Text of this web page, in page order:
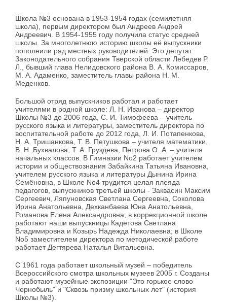
Школа №3 основана в 1953-1954 годах (семилетняя
школа), первым директором был Андреев Андрей
Андреевич. В 1954-1955 году получила статус средней
школы. За многолетнюю историю школы её выпускники
пополнили ряд местных руководителей. Это депутат
Законодательного собрания Тверской области Лебедев Р.
Л., бывший глава Нелидовского района В. А. Комиссаров,
М. А. Адаменко, заместитель главы района Н. М.
Меденков.
Большой отряд выпускников работал и работает
учителями в родной школе: Л. Н. Иванова – директор
Школы №3 до 2006 года, С. И. Тимофеева – учитель
русского языка и литературы, заместитель директора по
воспитательной работе до 2012 года, Л. И. Потапенкова,
Н. А. Тришанкова, Т. В. Петушкова – учителя математики,
В. Н. Бухвалова, Т. А. Груздева, Петрова О. А. – учителя
начальных классов. В Гимназии No2 работает учителем
истории и обществознания Забайкина Татьяна Ивановна,
учителем русского языка и литературы Дынина Ирина
Семёновна, в Школе No4 трудится целая плеяда
педагогов, выпускников третьей школы - Заквасин Максим
Сергеевич, Ляпуновская Светлана Сергеевна, Соколова
Ирина Анатольевна, Дехканбаева Юна Анатольевна,
Романова Елена Александровна; в коррекционной школе
работают наши выпускницы Кадетова Светлана
Владимировна и Козырь Надежда Николаевна; в Школе
No5 заместителем директора по методической работе
работает Дегтярева Наталья Витальевна.
С 1961 года работает школьный музей – победитель
Всероссийского смотра школьных музеев 2005 г. Созданы
и работают музейные экспозиции "Это горькое слово
Чернобыль" и "Сквозь призму школьных лет" (история
Школы №3).